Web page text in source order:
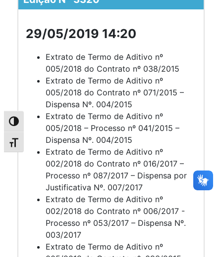
Alternar alto contraste
Alternar tamanho da fonte
29/05/2019 14:20
Extrato de Termo de Aditivo nº
005/2018 do Contrato nº 038/2015
Extrato de Termo de Aditivo nº
005/2018 do Contrato nº 071/2015 –
Dispensa Nº. 004/2015
Extrato de Termo de Aditivo nº
005/2018 – Processo nº 041/2015 –
Dispensa Nº. 004/2015
Extrato de Termo de Aditivo nº
002/2018 do Contrato nº 016/2017 –
Processo nº 087/2017 – Dispensa por
Justificativa Nº. 007/2017
Extrato de Termo de Aditivo nº
002/2018 do Contrato nº 006/2017 -
Processo nº 053/2017 – Dispensa Nº.
003/2017
Extrato de Termo de Aditivo nº